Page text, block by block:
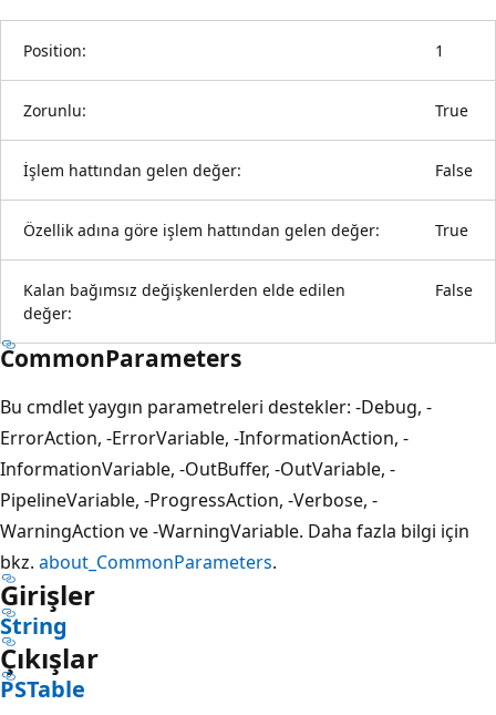
Position: 1
Zorunlu: True
İşlem hattından gelen değer: False
Özellik adına göre işlem hattından gelen değer: True
Kalan bağımsız değişkenlerden elde edilen
değer:
False
CommonParameters
Bu cmdlet yaygın parametreleri destekler: -Debug, -
ErrorAction, -ErrorVariable, -InformationAction, -
InformationVariable, -OutBuffer, -OutVariable, -
PipelineVariable, -ProgressAction, -Verbose, -
WarningAction ve -WarningVariable. Daha fazla bilgi için
bkz. about_CommonParameters.
Girişler
String
Çıkışlar
PSTable